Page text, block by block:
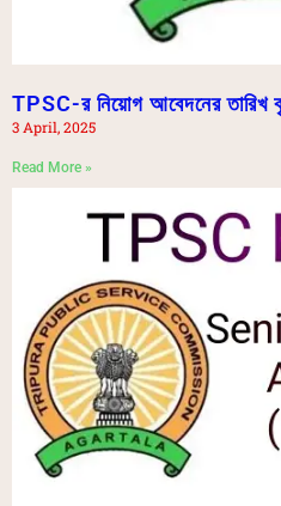
TPSC-র নিয়োগ আবেদনের তারিখ
3 April, 2025
Read More »